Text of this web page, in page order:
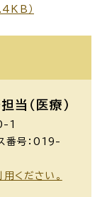
）
当（医療）
1
号：019-
ください。